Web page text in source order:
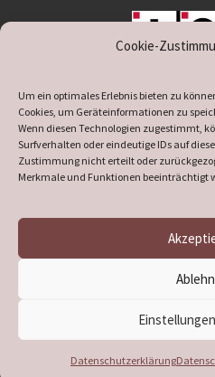
Cookie-
Um ein optimales Erlebnis bieten zu
Cookies, um Geräteinformationen zu
Wenn diesen Technologien zugestimmt,
Surfverhalten oder eindeutige IDs auf
Zustimmung nicht erteilt oder
Merkmale und Funktionen beeinträchtigt
Datenschutzerklärung
supported by DÖ
Heimatverein Verl–